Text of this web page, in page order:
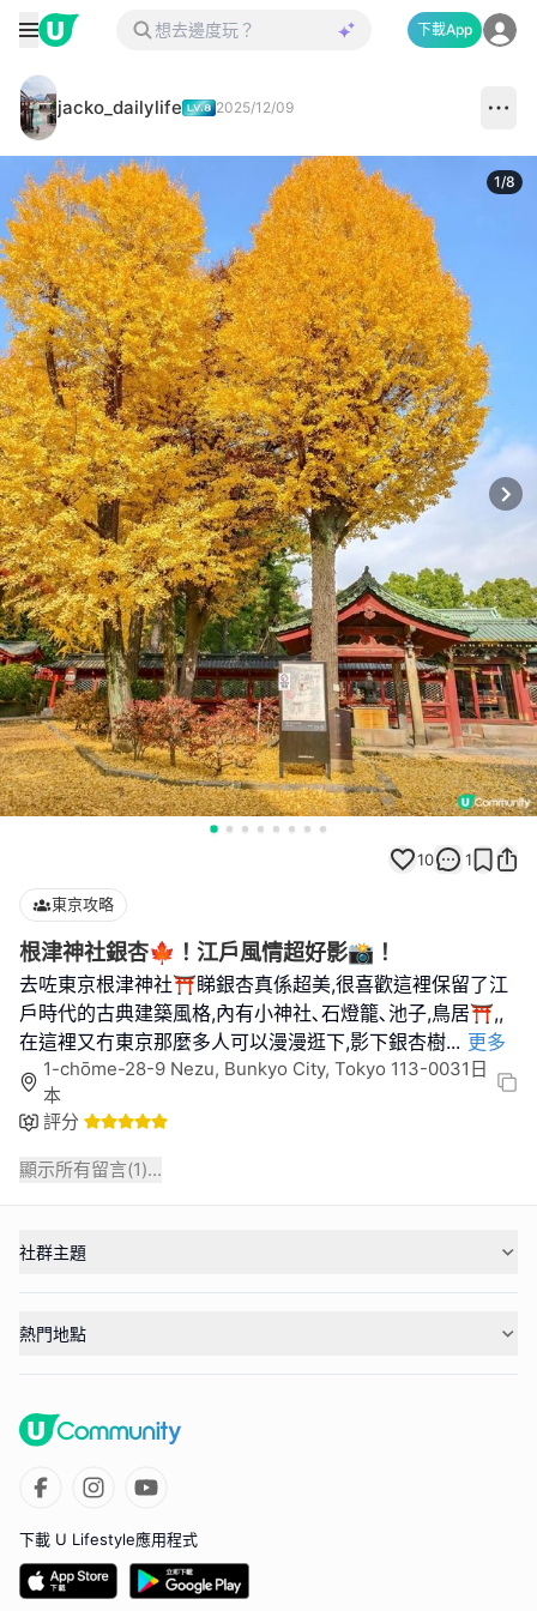
下載App
jacko_dailylife 2025/12/09
1/8
10 1
東京攻略
根津神社銀杏🍁！江戶風情超好影📸！
去咗東京根津神社⛩️睇銀杏真係超美,很喜歡這裡保留了江
戶時代的古典建築風格,內有小神社､石燈籠､池子,鳥居⛩️,,
在這裡又冇東京那麼多人可以漫漫逛下,影下銀杏樹... 更多
1-chōme-28-9 Nezu, Bunkyo City, Tokyo 113-0031日
本
評分
顯示所有留言(1)...
社群主題
熱門地點
下載 U Lifestyle應用程式